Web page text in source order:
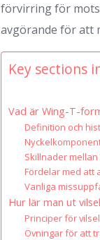
förvirring för
avgörande för att
Key sections
Vad är Wing-T-
Definition och
Skillnader
Fördelar med att
Vanliga
Hur lär man ut
Principer för
Övningar för att